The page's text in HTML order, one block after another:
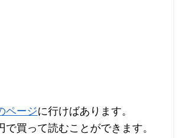
ページに行けばあります。
で買って読むことができます。